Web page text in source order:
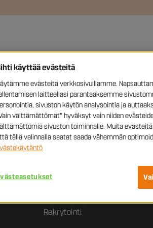
Arviointipalvelut
Markkinointi
Rekrytointi
käyttää evästeitä
evästeitä verkkosivuillamme.
laitteellasi parantaaksemme
sivuston käytön analysointia ja
välttämättömät" hyväksyt vain niiden
sivuston toiminnalle. Muita
tällä valinnalla saatat saada vähemmän